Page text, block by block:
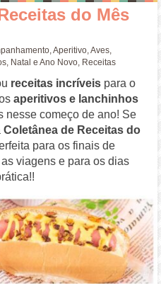
do Mês
,Aperitivo,Aves,
, Natal e Ano Novo, Receitas
receitas incríveis para o
aperitivos e lanchinhos
nesse começo de ano! Se
Coletânea de Receitas do
para os finais de
viagens e para os dias